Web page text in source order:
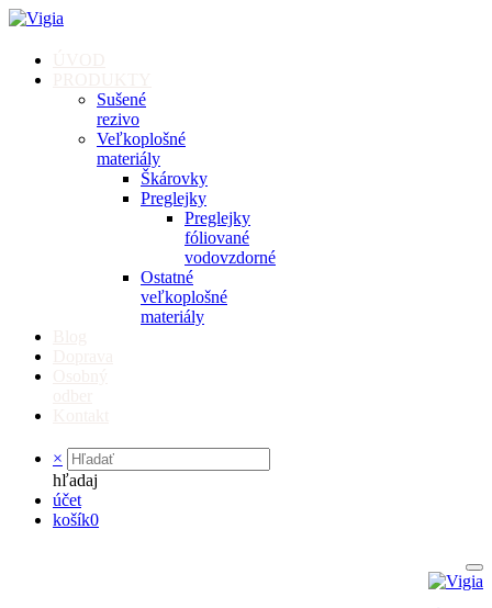
Sušené
rezivo
Veľkoplošné
materiály
Škárovky
Preglejky
Preglejky
fóliované
vodovzdorné
Ostatné
veľkoplošné
materiály
×
hľadaj
účet
košík0